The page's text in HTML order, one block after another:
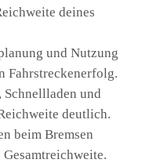
deines
und Nutzung
Fahrstreckenerfolg.
und
deutlich.
beim Bremsen